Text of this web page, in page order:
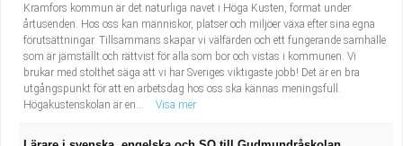
Kramfors kommun är det naturliga navet i Höga Kusten, format under
årtusenden. Hos oss kan människor, platser och miljöer växa efter sina egna
förutsättningar. Tillsammans skapar vi välfärden och ett fungerande samhälle
som är jämställt och rättvist för alla som bor och vistas i kommunen. Vi
brukar med stolthet säga att vi har Sveriges viktigaste jobb! Det är en bra
utgångspunkt för att en arbetsdag hos oss ska kännas meningsfull.
Högakustenskolan är en...
Visa mer